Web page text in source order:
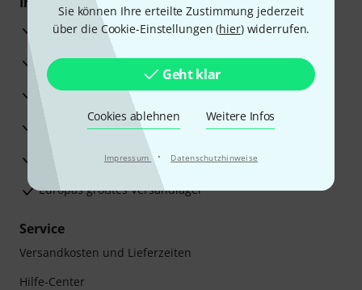
Sie können Ihre erteilte Zustimmung jederzeit
über die Cookie-Einstellungen (hier) widerrufen.
Geht klar
Cookies ablehnen Weitere Infos
Impressum · Datenschutzhinweise
3 Jahre Thomann Garantie
30 Tage Money-Back-Garantie
Reparaturservice
Beratung durch Fachexperten
Zufriedenheitsgarantie
Europas größtes Versandlager
Service
Versandkosten und Lieferzeiten
Hilfe-Center